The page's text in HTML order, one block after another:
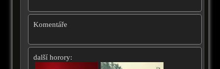
Komentáře
další horory: